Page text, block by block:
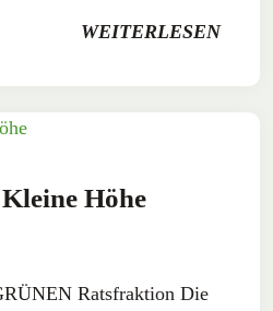
WEITERLESEN
Höhe
Ratsfraktion Die